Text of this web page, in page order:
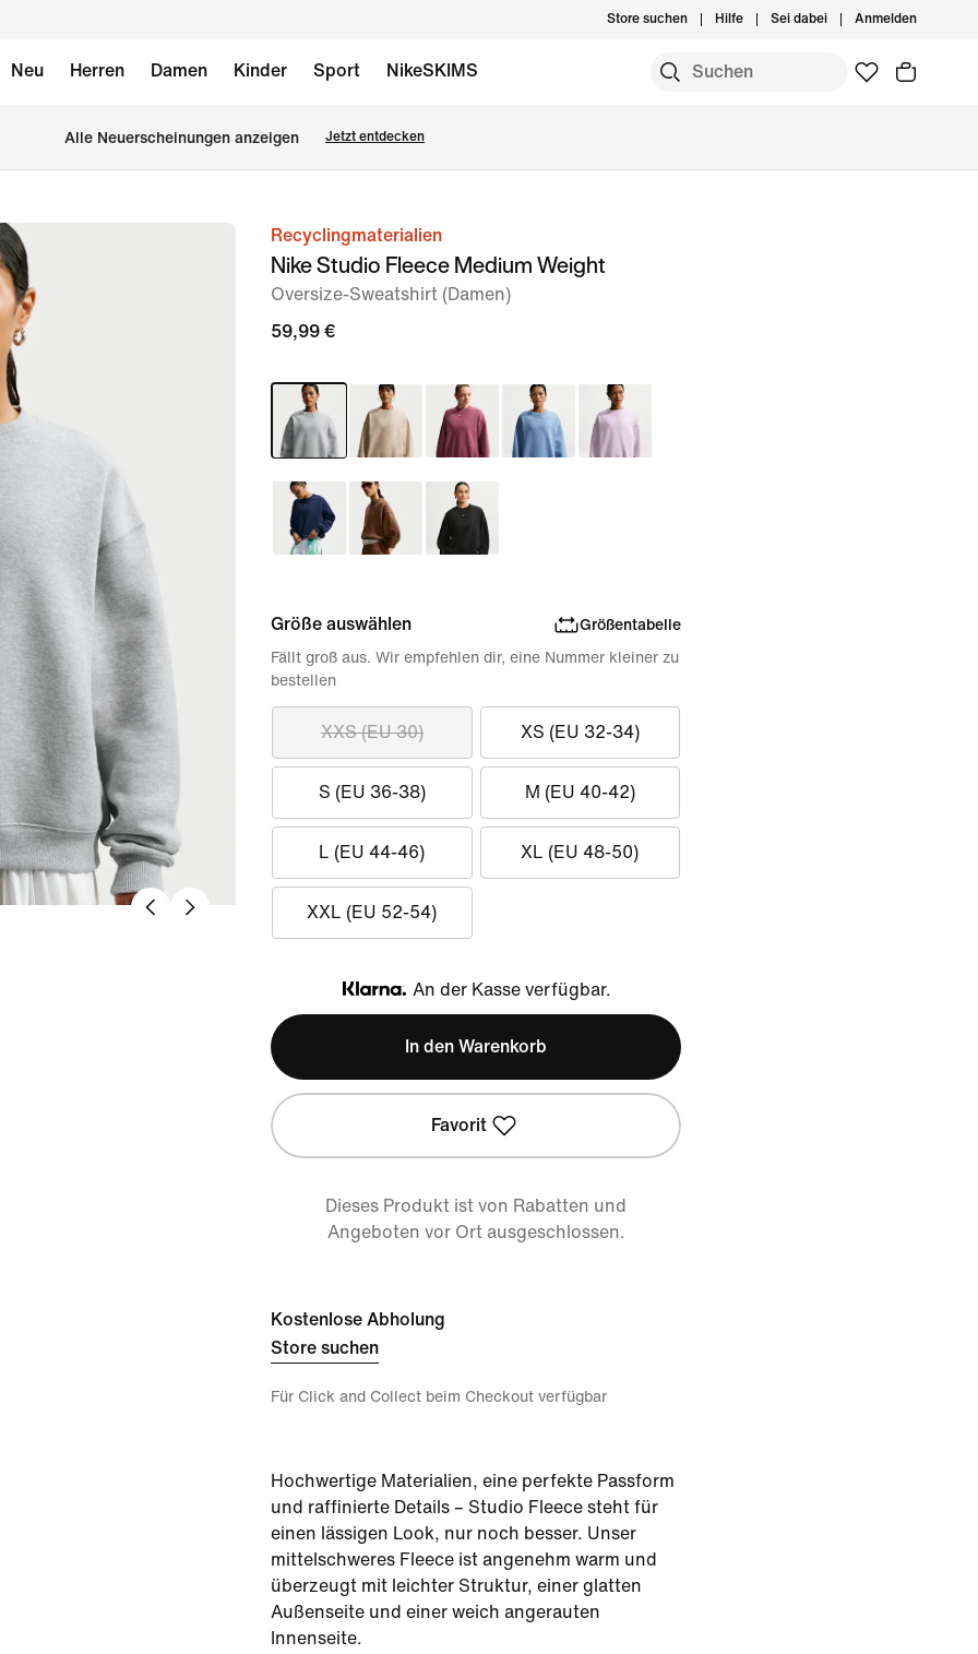
Store suchen Hilfe Sei dabei Anmelden
Neu Herren Damen Kinder Sport NikeSKIMS
Alle Neuerscheinungen anzeigen Jetzt entdecken
Bild 1Recyclingmaterialien
Nike Studio Fleece Medium Weight
Oversize-Sweatshirt (Damen)
59,99 €
Größe auswählen Größentabelle
XXS (EU 30) XS (EU 32-34)
S (EU 36-38) M (EU 40-42)
L (EU 44-46) XL (EU 48-50)
XXL (EU 52-54)
Fällt groß aus. Wir empfehlen dir, eine Nummer kleiner zu
bestellen
Klarna
An der Kasse verfügbar.
In den Warenkorb
Favorit
Dieses Produkt ist von Rabatten und
Angeboten vor Ort ausgeschlossen.
Kostenlose Abholung
Store suchen
Für Click and Collect beim Checkout verfügbar
Hochwertige Materialien, eine perfekte Passform
und raffinierte Details – Studio Fleece steht für
einen lässigen Look, nur noch besser. Unser
mittelschweres Fleece ist angenehm warm und
überzeugt mit leichter Struktur, einer glatten
Außenseite und einer weich angerauten
Innenseite.